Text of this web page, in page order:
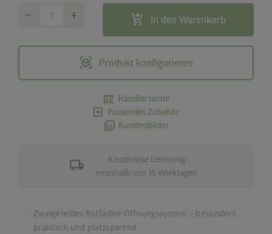
remove add add_shopping_cart In den Warenkorb
view_in_ar Produkt konfigurieren
map_search Händlersuche
add_box Passendes Zubehör
photo_library Kundenbilder
local_shipping
Kostenlose Lieferung
innerhalb von 15 Werktagen
Zweigeteiltes Rollladen-Öffnungssystem – besonders
praktisch und platzsparend